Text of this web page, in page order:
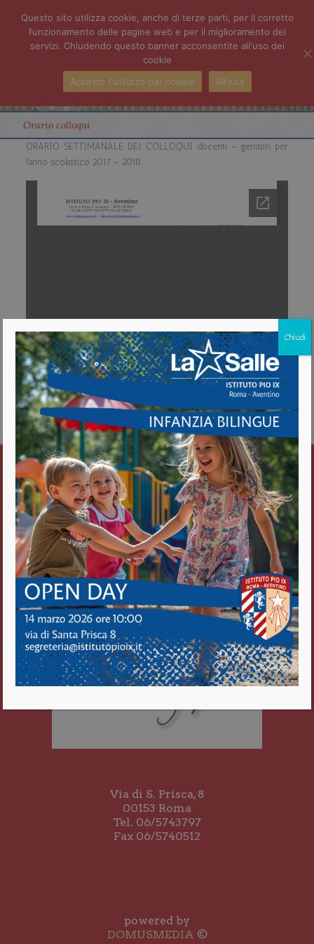
Orario colloqui
ORARIO SETTIMANALE DEI COLLOQUI docenti – genitori per
l’anno scolastico 2017 – 2018
Download [199.53 KB]
Istituto Pio IX
Roma Aventino
Fratelli delle Scuole Cristiane
Via di S. Prisca, 8
00153 Roma
Tel. 06/5743797
Fax 06/5740512
powered by
DOMUSMEDIA ©
Chiudi
Questo sito utilizza cookie, anche di terze parti, per il corretto
funzionamento delle pagine web e per il miglioramento dei
servizi. Chiudendo questo banner acconsentite all'uso dei
cookie
Accetto l'utilizzo dei cookie
Rifiuta